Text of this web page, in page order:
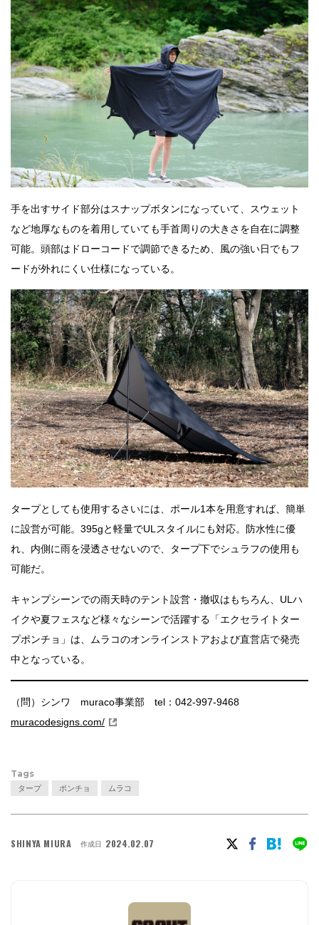
手を出すサイド部分はスナップボタンになっていて、スウェット
など地厚なものを着用していても手首周りの大きさを自在に調整
可能。頭部はドローコードで調節できるため、風の強い日でもフ
ードが外れにくい仕様になっている。
タープとしても使用するさいには、ポール1本を用意すれば、簡単
に設営が可能。395gと軽量でULスタイルにも対応。防水性に優
れ、内側に雨を浸透させないので、タープ下でシュラフの使用も
可能だ。
キャンプシーンでの雨天時のテント設営・撤収はもちろん、ULハ
イクや夏フェスなど様々なシーンで活躍する「エクセライトター
プポンチョ」は、ムラコのオンラインストアおよび直営店で発売
中となっている。
（問）シンワ muraco事業部 tel：042-997-9468
muracodesigns.com/
Tags
タープ ポンチョ ムラコ
SHINYA MIURA 作成日 2024.02.07